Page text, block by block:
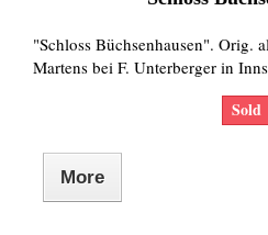
"Schloss Büchsenhausen". Orig.
Martens bei F. Unterberger in
Sold
More